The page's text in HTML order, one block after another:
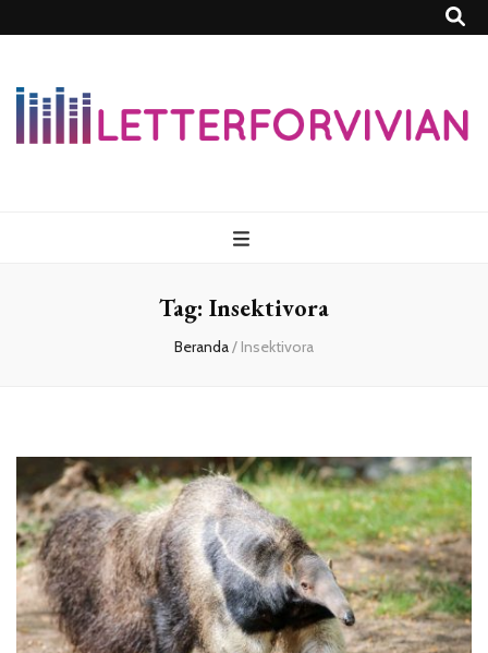
Tag: Insektivora
Beranda/ Insektivora